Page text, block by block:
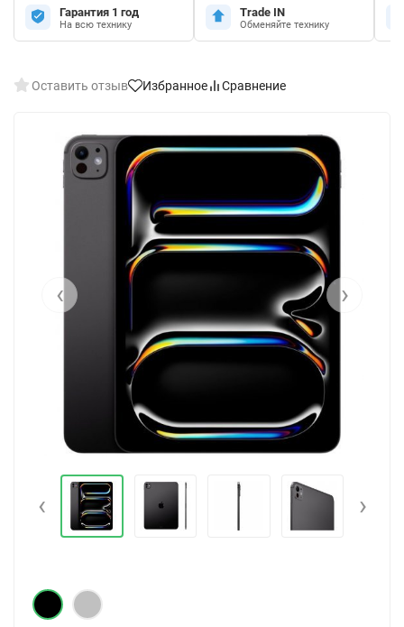
Гарантия 1 год
На всю технику
Trade IN
Обменяйте технику
Оставить отзыв Избранное Сравнение
‹ ›
‹ ›